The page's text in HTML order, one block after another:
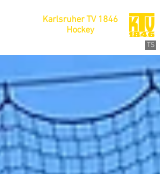
Karlsruher TV 1846
Hockey
TS